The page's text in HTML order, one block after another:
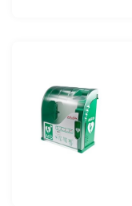
Filteren